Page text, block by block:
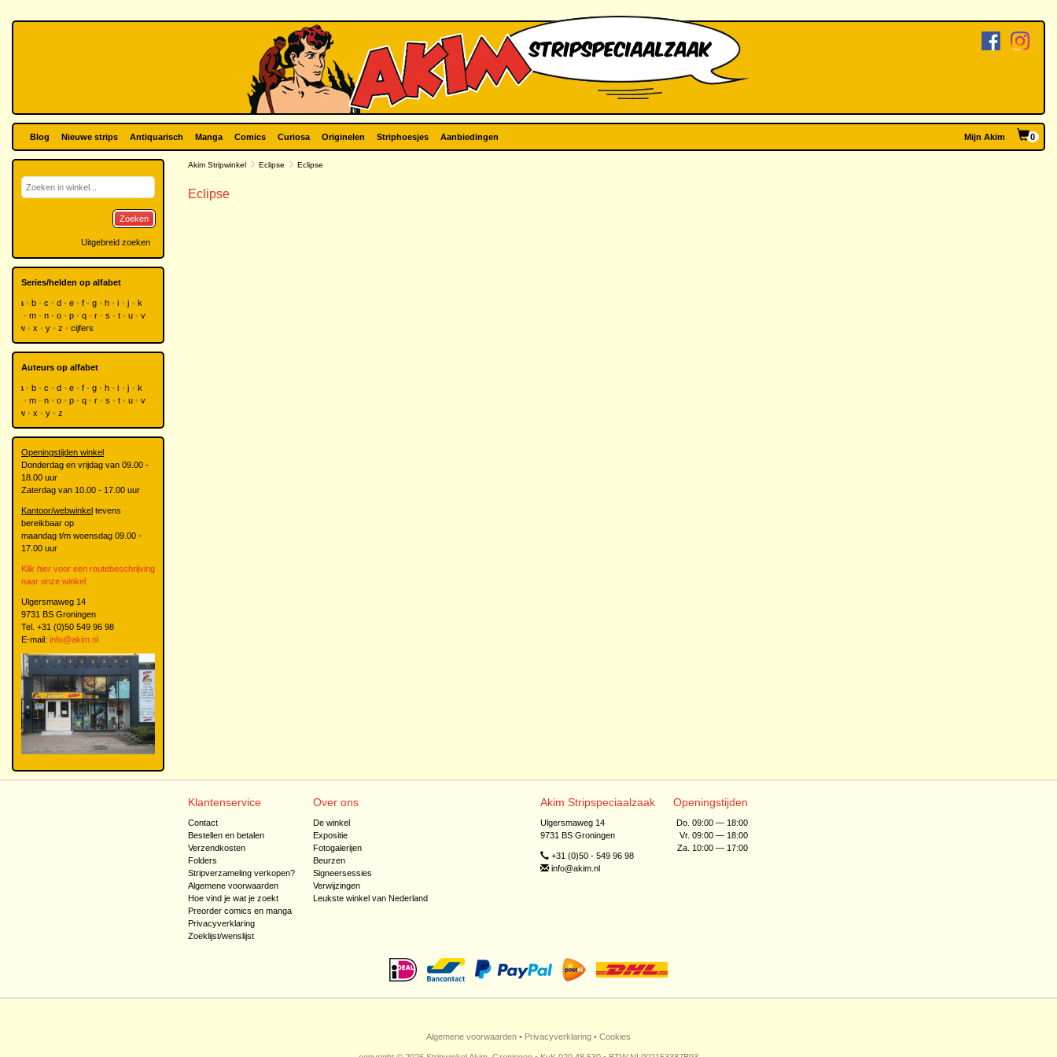
Blog Nieuwe strips Antiquarisch Manga Comics Curiosa Originelen Striphoesjes Aanbiedingen Mijn Akim 0
Akim Stripwinkel Eclipse Eclipse
Eclipse
Zoeken
Uitgebreid zoeken
Series/helden op alfabet
a b c d e f g h i j
k
m n o p q r s t u
v
w
x y z cijfers
Auteurs op alfabet
a b c d e f g h i j
k
m n o p q r s t u
v
w
x y z
Openingstijden winkel
Donderdag en vrijdag van 09.00 -
18.00 uur
Zaterdag van 10.00 - 17.00 uur
Kantoor/webwinkel tevens
bereikbaar op
maandag t/m woensdag 09.00 -
17.00 uur
Klik hier voor een routebeschrijving
naar onze winkel
Ulgersmaweg 14
9731 BS Groningen
Tel. +31 (0)50 549 96 98
E-mail: info@akim.nl
Klantenservice
Contact
Bestellen en betalen
Verzendkosten
Folders
Stripverzameling verkopen?
Algemene voorwaarden
Hoe vind je wat je zoekt
Preorder comics en manga
Privacyverklaring
Zoeklijst/wenslijst
Over ons
De winkel
Expositie
Fotogalerijen
Beurzen
Signeersessies
Verwijzingen
Leukste winkel van Nederland
Akim Stripspeciaalzaak
Ulgersmaweg 14
9731 BS Groningen
+31 (0)50 - 549 96 98
info@akim.nl
Openingstijden
Do. 09:00 — 18:00
Vr. 09:00 — 18:00
Za. 10:00 — 17:00
Algemene voorwaarden • Privacyverklaring • Cookies